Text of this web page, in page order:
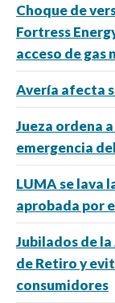
Choque de
Fortress
acceso de gas
Avería afecta
Jueza ordena
emergencia
LUMA se lava
aprobada por
Jubilados de
de Retiro y
consumidores